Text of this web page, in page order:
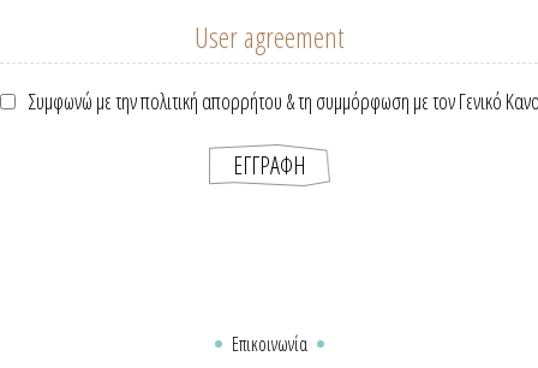
User agreement
Συμφωνώ με την πολιτική απορρήτου & τη συμμόρφωση με τον Γενικό
Επικοινωνία